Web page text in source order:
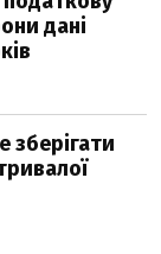
дані
зберігати